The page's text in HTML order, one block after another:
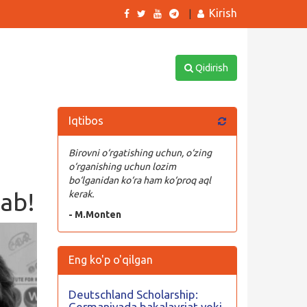
Kirish
Qidirish
Iqtibos
Birovni o‘rgatishing uchun, o‘zing
o‘rganishing uchun lozim
bo‘lganidan ko‘ra ham ko‘proq aql
kerak.
- M.Monten
Eng ko'p o'qilgan
Deutschland Scholarship: